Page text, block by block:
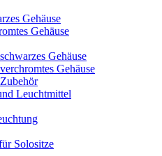
Gehäuse
Gehäuse
Gehäuse
Gehäuse
Leuchtmittel
Solositze